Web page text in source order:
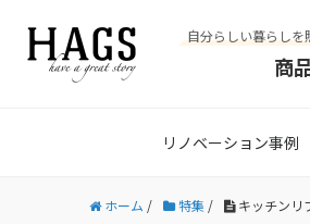
自分らしい暮らし
商
リノベーション事例
ホーム / 特集 / キッチンリ